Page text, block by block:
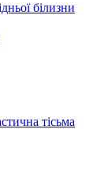
білизни
тісьма